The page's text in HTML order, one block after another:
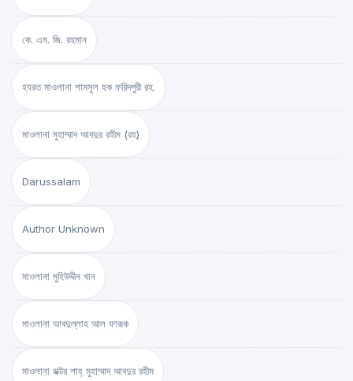
কে. এম. জি. রহমান
হযরত মাওলানা শামসুল হক ফরিদপুরী রহ.
মাওলানা মুহাম্মাদ আবদুর রহীম (রহ)
Darussalam
Author Unknown
মাওলানা মুহিউদ্দীন খান
মাওলানা আবদুল্লাহ আল ফারূক
মাওলানা ডক্টর শাহ্‌ মুহাম্মাদ আবদুর রহীম